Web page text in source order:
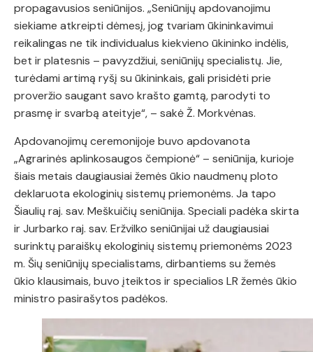
propagavusios seniūnijos. „Seniūnijų apdovanojimu
siekiame atkreipti dėmesį, jog tvariam ūkininkavimui
reikalingas ne tik individualus kiekvieno ūkininko indėlis,
bet ir platesnis – pavyzdžiui, seniūnijų specialistų. Jie,
turėdami artimą ryšį su ūkininkais, gali prisidėti prie
proveržio saugant savo krašto gamtą, parodyti to
prasmę ir svarbą ateityje“, – sakė Ž. Morkvėnas.
Apdovanojimų ceremonijoje buvo apdovanota
„Agrarinės aplinkosaugos čempionė“ – seniūnija, kurioje
šiais metais daugiausiai žemės ūkio naudmenų ploto
deklaruota ekologinių sistemų priemonėms. Ja tapo
Šiaulių raj. sav. Meškuičių seniūnija. Speciali padėka skirta
ir Jurbarko raj. sav. Eržvilko seniūnijai už daugiausiai
surinktų paraiškų ekologinių sistemų priemonėms 2023
m. Šių seniūnijų specialistams, dirbantiems su žemės
ūkio klausimais, buvo įteiktos ir specialios LR žemės ūkio
ministro pasirašytos padėkos.